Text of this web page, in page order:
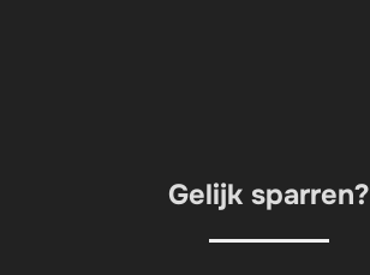
Gelijk sparren?